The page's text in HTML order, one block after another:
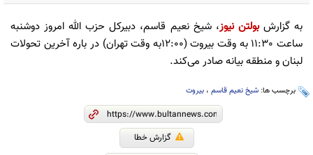
به گزارشبولتن نیوز، شیخ نعیم قاسم، دبیرکل حزب الله امروز دوشنبه
ساعت 11:30 به وقت بیروت (12:00به وقت تهران) در باره آخرین تحولات
لبنان و منطقه بیانه صادر می‌کند.
برچسب ها: شیخ نعیم قاسم ، بیروت
گزارش خطا